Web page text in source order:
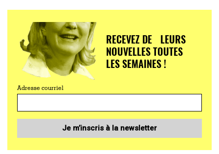
RECEVEZ DE LEURS
NOUVELLES TOUTES
LES SEMAINES !
Adresse courriel
Je m’inscris à la newsletter